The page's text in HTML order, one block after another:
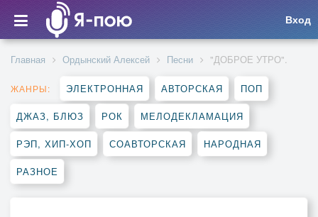
Вход
Главная Ордынский Алексей Песни "ДОБРОЕ УТРО".
ЖАНРЫ: ЭЛЕКТРОННАЯ АВТОРСКАЯ ПОП
ДЖАЗ, БЛЮЗ РОК МЕЛОДЕКЛАМАЦИЯ
РЭП, ХИП-ХОП СОАВТОРСКАЯ НАРОДНАЯ
РАЗНОЕ